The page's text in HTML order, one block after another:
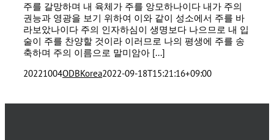
주를 갈망하며 내 육체가 주를 앙모하나이다 내가 주의
권능과 영광을 보기 위하여 이와 같이 성소에서 주를 바
라보았나이다 주의 인자하심이 생명보다 나으므로 내 입
술이 주를 찬양할 것이라 이러므로 나의 평생에 주를 송
축하며 주의 이름으로 말미암아 [...]
20221004ODBKorea2022-09-18T15:21:16+09:00